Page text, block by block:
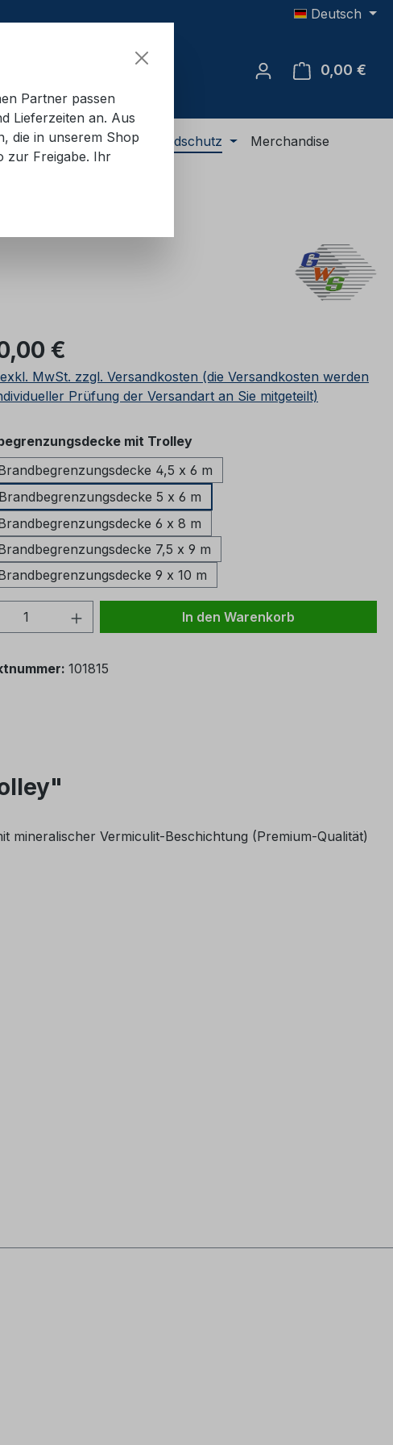
Deutsch
0,00 €
ADR-Ausrüstung Brandschutz
Merchandise
Preis:€
MwSt. zzgl. Versandkosten (die Versandkosten werden
Prüfung der Versandart an Sie mitgeteilt)
mit Trolleyauswählen
4,5 x 6 m
5 x 6 m
6 x 8 m
7,5 x 9 m
9 x 10 m
Anzahl: Gib den gewünschten Wert
In den Warenkorb
101815
mineralischer Vermiculit-Beschichtung (Premium-Qualität)
Partner passen
Lieferzeiten an. Aus
die in unserem Shop
zur Freigabe. Ihr